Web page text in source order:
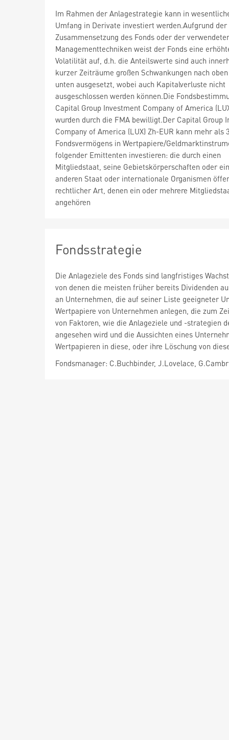
Im Rahmen der Anlagestrategie kann in
Umfang in Derivate investiert werden.Aufgrund der
Zusammensetzung des Fonds oder der
Managementtechniken weist der Fonds eine
Volatilität auf, d.h. die Anteilswerte sind auch
kurzer Zeiträume großen Schwankungen nach
unten ausgesetzt, wobei auch Kapitalverluste nicht
ausgeschlossen werden können.Die
Capital Group Investment Company of America
wurden durch die FMA bewilligt.Der Capital Group
Company of America (LUX) Zh-EUR kann mehr als
Fondsvermögens in Wertpapiere/
folgender Emittenten investieren: die durch einen
Mitgliedstaat, seine Gebietskörperschaften oder
anderen Staat oder internationale Organismen
rechtlicher Art, denen ein oder mehrere
angehören
Fondsstrategie
Die Anlageziele des Fonds sind langfristiges
von denen die meisten früher bereits Dividenden
an Unternehmen, die auf seiner Liste geeigneter
Wertpapiere von Unternehmen anlegen, die zum
von Faktoren, wie die Anlageziele und -strategien
angesehen wird und die Aussichten eines
Wertpapieren in diese, oder ihre Löschung von
Fondsmanager: C.Buchbinder, J.Lovelace,